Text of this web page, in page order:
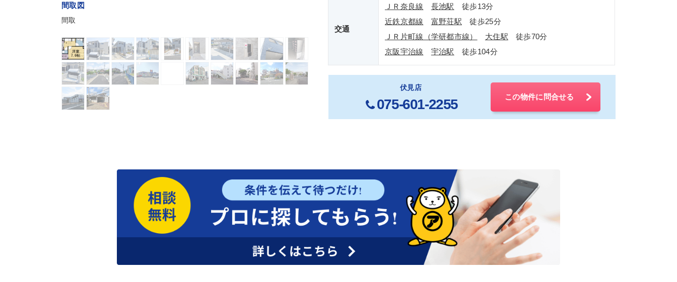
間取図
間取
交通
ＪＲ奈良線 長池駅
徒歩13分
近鉄京都線
富野荘駅 徒歩25分
ＪＲ片町線（学研都市線）
大住駅 徒歩70分
京阪宇治線
宇治駅 徒歩104分
伏見店
075-601-2255 この物件に問合せる